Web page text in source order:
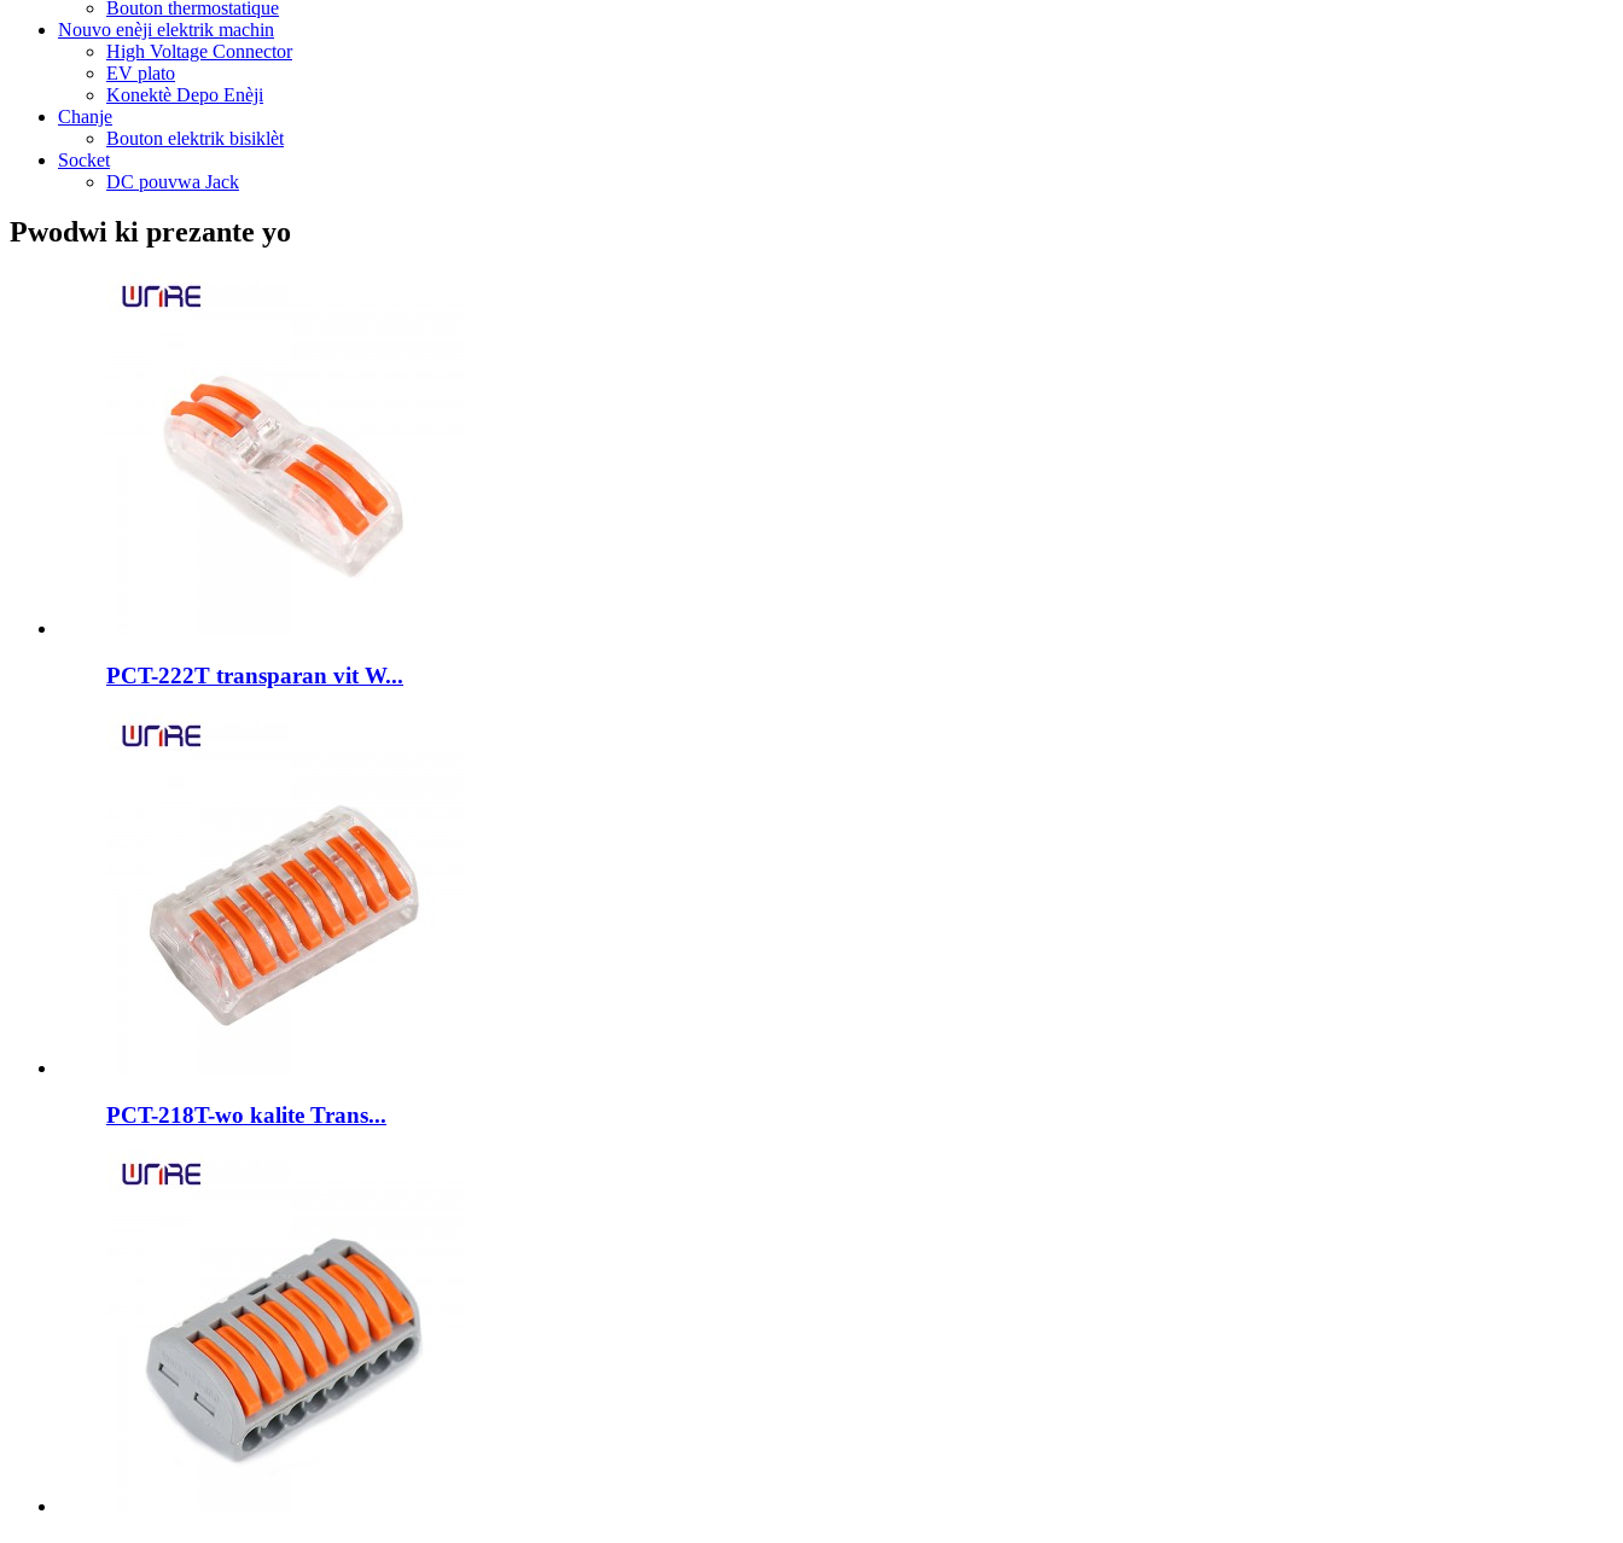
Bouton thermostatique
Nouvo enèji elektrik machin
High Voltage Connector
EV plato
Konektè Depo Enèji
Chanje
Bouton elektrik bisiklèt
Socket
DC pouvwa Jack
Pwodwi ki prezante yo
PCT-222T transparan vit W...
PCT-218T-wo kalite Trans...